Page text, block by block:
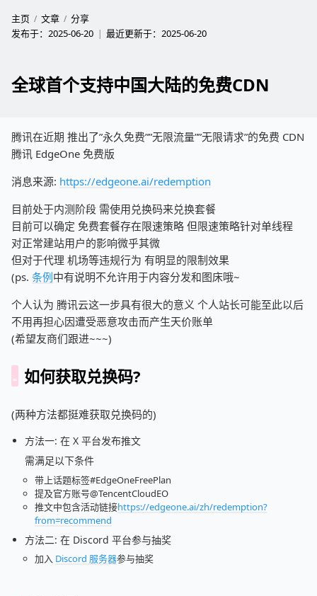
主页 文章
分享
发布于： 2025-06-20 最近更新于： 2025-06-20
全球首个支持中国大陆的免费CDN
腾讯在近期 推出了”永久免费””无限流量””无限请求”的免费 CDN
腾讯 EdgeOne 免费版
消息来源: https://edgeone.ai/redemption
目前处于内测阶段 需使用兑换码来兑换套餐
目前可以确定 免费套餐存在限速策略 但限速策略针对单线程
对正常建站用户的影响微乎其微
但对于代理 机场等违规行为 有明显的限制效果
(ps. 条例中有说明不允许用于内容分发和图床哦~
个人认为 腾讯云这一步具有很大的意义 个人站长可能至此以后
不用再担心因遭受恶意攻击而产生天价账单
(希望友商们跟进~~~)
如何获取兑换码?
(两种方法都挺难获取兑换码的)
方法一: 在 X 平台发布推文
需满足以下条件
带上话题标签#EdgeOneFreePlan
提及官方账号@TencentCloudEO
推文中包含活动链接https://edgeone.ai/zh/redemption?
from=recommend
方法二: 在 Discord 平台参与抽奖
加入 Discord 服务器参与抽奖